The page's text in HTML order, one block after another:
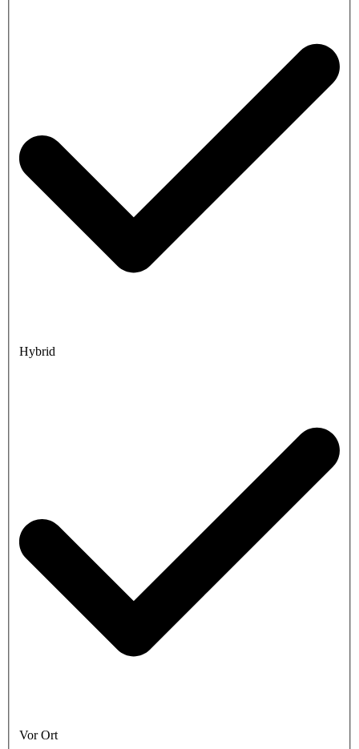
Hybrid
Vor Ort